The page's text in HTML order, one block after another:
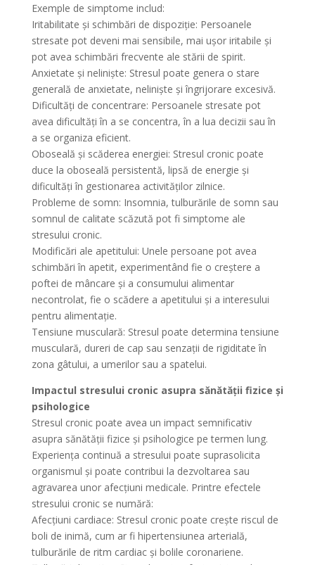
Exemple de simptome includ:
Iritabilitate și schimbări de dispoziție: Persoanele
stresate pot deveni mai sensibile, mai ușor iritabile și
pot avea schimbări frecvente ale stării de spirit.
Anxietate și neliniște: Stresul poate genera o stare
generală de anxietate, neliniște și îngrijorare excesivă.
Dificultăți de concentrare: Persoanele stresate pot
avea dificultăți în a se concentra, în a lua decizii sau în
a se organiza eficient.
Oboseală și scăderea energiei: Stresul cronic poate
duce la oboseală persistentă, lipsă de energie și
dificultăți în gestionarea activităților zilnice.
Probleme de somn: Insomnia, tulburările de somn sau
somnul de calitate scăzută pot fi simptome ale
stresului cronic.
Modificări ale apetitului: Unele persoane pot avea
schimbări în apetit, experimentând fie o creștere a
poftei de mâncare și a consumului alimentar
necontrolat, fie o scădere a apetitului și a interesului
pentru alimentație.
Tensiune musculară: Stresul poate determina tensiune
musculară, dureri de cap sau senzații de rigiditate în
zona gâtului, a umerilor sau a spatelui.
Impactul stresului cronic asupra sănătății fizice și
psihologice
Stresul cronic poate avea un impact semnificativ
asupra sănătății fizice și psihologice pe termen lung.
Experiența continuă a stresului poate suprasolicita
organismul și poate contribui la dezvoltarea sau
agravarea unor afecțiuni medicale. Printre efectele
stresului cronic se numără:
Afecțiuni cardiace: Stresul cronic poate crește riscul de
boli de inimă, cum ar fi hipertensiunea arterială,
tulburările de ritm cardiac și bolile coronariene.